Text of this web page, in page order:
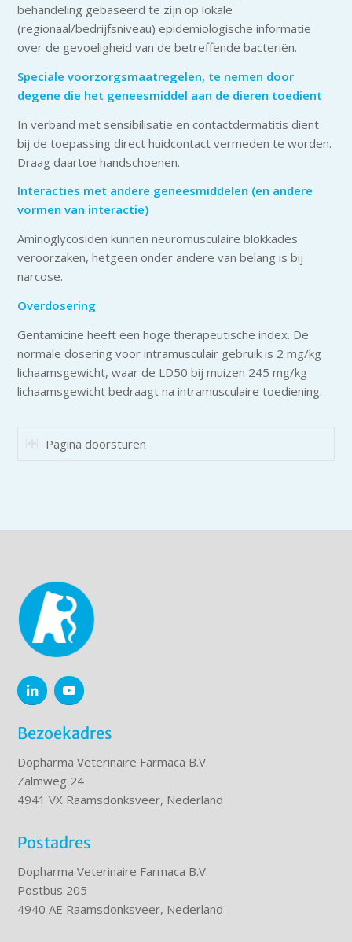
behandeling gebaseerd te zijn op lokale
(regionaal/bedrijfsniveau) epidemiologische informatie
over de gevoeligheid van de betreffende bacteriën.
Speciale voorzorgsmaatregelen, te nemen door
degene die het geneesmiddel aan de dieren toedient
In verband met sensibilisatie en contactdermatitis dient
bij de toepassing direct huidcontact vermeden te worden.
Draag daartoe hand­schoenen.
Interacties met andere geneesmiddelen (en andere
vormen van interactie)
Aminoglycosiden kunnen neuromusculaire blokkades
veroorzaken, hetgeen onder andere van belang is bij
narcose.
Overdosering
Gentamicine heeft een hoge therapeutische index. De
normale dosering voor intramusculair gebruik is 2 mg/kg
lichaamsgewicht, waar de LD50 bij muizen 245 mg/kg
lichaamsgewicht bedraagt na intramusculaire toediening.
Pagina doorsturen
Bezoekadres
Dopharma Veterinaire Farmaca B.V.
Zalmweg 24
4941 VX Raamsdonksveer, Nederland
Postadres
Dopharma Veterinaire Farmaca B.V.
Postbus 205
4940 AE Raamsdonksveer, Nederland